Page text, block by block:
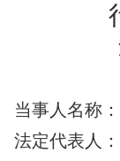
当事人名称
法定代表人